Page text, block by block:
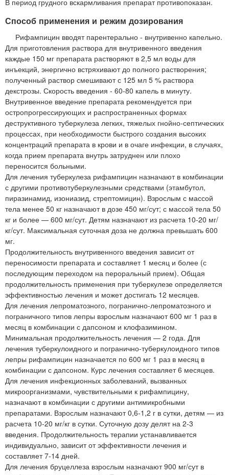
В период грудного вскармливания препарат противопоказан.
Способ применения и режим дозирования
Рифампицин вводят парентерально - внутривенно капельно.
Для приготовления раствора для внутривенного введения
каждые 150 мг препарата растворяют в 2,5 мл воды для
инъекций, энергично встряхивают до полного растворения;
полученный раствор смешивают с 125 мл 5 % раствора
декстрозы. Скорость введения - 60-80 капель в минуту.
Внутривенное введение препарата рекомендуется при
остропрогрессирующих и распространенных формах
деструктивного туберкулеза легких, тяжелых гнойно-септических
процессах, при необходимости быстрого создания высоких
концентраций препарата в крови и в очаге инфекции, в случаях,
когда прием препарата внутрь затруднен или плохо
переносится больными.
Для лечения туберкулеза рифампицин назначают в комбинации
с другими противотуберкулезными средствами (этамбутол,
пиразинамид, изониазид, стрептомицин). Взрослым с массой
тела менее 50 кг назначают в дозе 450 мг/сут; с массой тела 50
кг и более — 600 мг/сут. Детям назначают из расчета 10-20 мг/
кг/сут. Максимальная суточная доза не должна превышать 600
мг.
Продолжительность внутривенного введения зависит от
переносимости препарата и составляет 1 месяц и более (с
последующим переходом на пероральный прием). Общая
продолжительность применения при туберкулезе определяется
эффективностью лечения и может достигать 12 месяцев.
Для лечения лепроматозного, погранично-лепроматозного и
пограничного типов лепры взрослым назначают 600 мг 1 раз в
месяц в комбинации с дапсоном и клофазимином.
Минимальная продолжительность лечения — 2 года. Для
лечения туберкулоидного и погранично-туберкулоидного типов
лепры рифампицин назначается по 600 мг 1 раз в месяц в
комбинации с дапсоном. Курс лечения составляет 6 месяцев.
Для лечения инфекционных заболеваний, вызванных
микроорганизмами, чувствительными к рифампицину,
назначают в комбинации с другими антимикробными
препаратами. Взрослым назначают 0,6-1,2 г в сутки, детям — из
расчета 10-20 мг/кг в сутки. Суточную дозу делят на 2-3
введения. Продолжительность терапии устанавливается
индивидуально, зависит от эффективности лечения и
составляет 7-14 дней.
Для лечения бруцеллеза взрослым назначают 900 мг/сут в